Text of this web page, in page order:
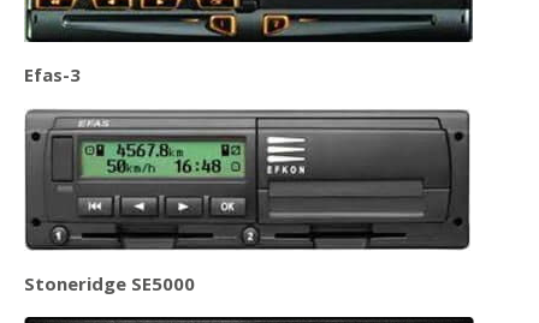
Efas-3
Stoneridge SE5000